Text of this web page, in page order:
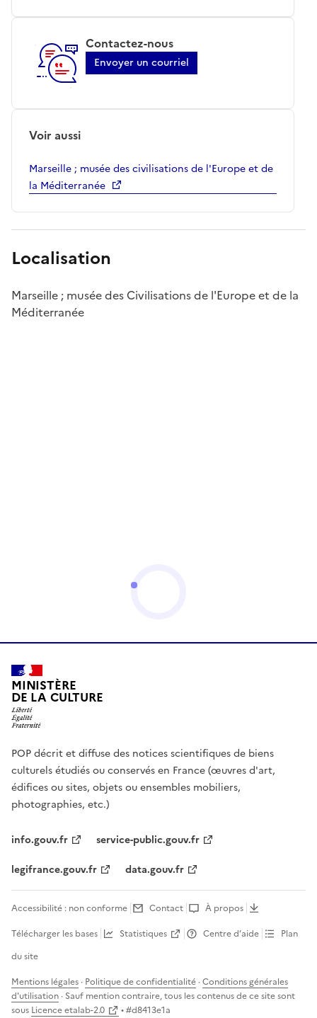
Contactez-nous
Envoyer un courriel
Voir aussi
Marseille ; musée des civilisations de l'Europe et de
la Méditerranée
Localisation
Marseille ; musée des Civilisations de l'Europe et de la
Méditerranée
MINISTÈRE
DE LA CULTURE
POP décrit et diffuse des notices scientifiques de biens
culturels étudiés ou conservés en France (œuvres d'art,
édifices ou sites, objets ou ensembles mobiliers,
photographies, etc.)
info.gouv.fr
service-public.gouv.fr
legifrance.gouv.fr
data.gouv.fr
Accessibilité : non conforme Contact
À propos
Télécharger les bases
Statistiques Centre d’aide
Plan
du site
Mentions légales · Politique de confidentialité ·Conditions générales
d'utilisation · Sauf mention contraire, tous les contenus de ce site sont
sous Licence etalab-2.0 • #d8413e1a